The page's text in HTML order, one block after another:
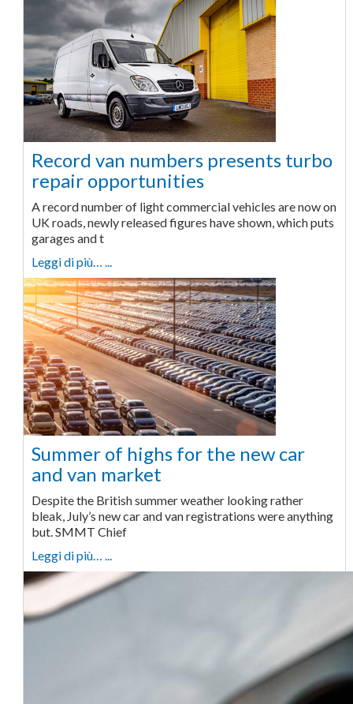
Record van numbers presents turbo
repair opportunities
A record number of light commercial vehicles are now on
UK roads, newly released figures have shown, which puts
garages and t
Leggi di più… ...
Summer of highs for the new car
and van market
Despite the British summer weather looking rather
bleak, July’s new car and van registrations were anything
but. SMMT Chief
Leggi di più… ...